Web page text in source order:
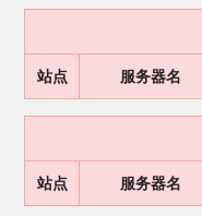
站点 服务器名
站点 服务器名